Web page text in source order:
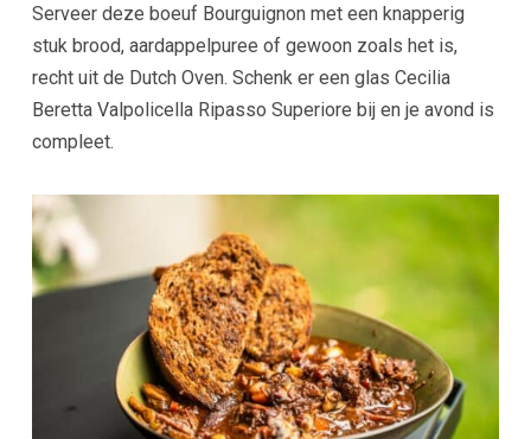
Serveer deze boeuf Bourguignon met een knapperig
stuk brood, aardappelpuree of gewoon zoals het is,
recht uit de Dutch Oven. Schenk er een glas Cecilia
Beretta Valpolicella Ripasso Superiore bij en je avond is
compleet.